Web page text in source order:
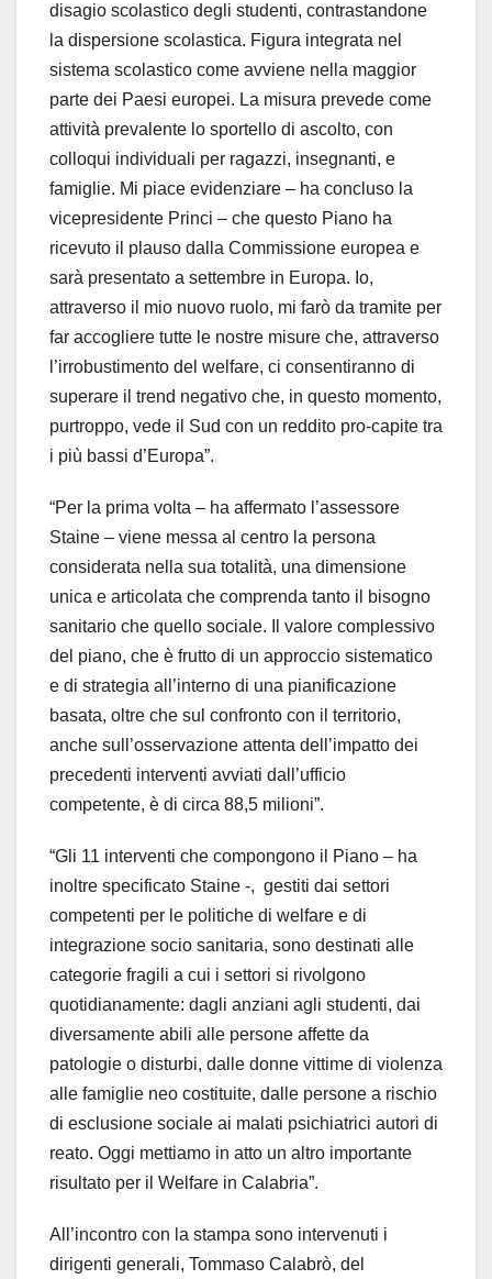
disagio scolastico degli studenti, contrastandone
la dispersione scolastica. Figura integrata nel
sistema scolastico come avviene nella maggior
parte dei Paesi europei. La misura prevede come
attività prevalente lo sportello di ascolto, con
colloqui individuali per ragazzi, insegnanti, e
famiglie. Mi piace evidenziare – ha concluso la
vicepresidente Princi – che questo Piano ha
ricevuto il plauso dalla Commissione europea e
sarà presentato a settembre in Europa. Io,
attraverso il mio nuovo ruolo, mi farò da tramite per
far accogliere tutte le nostre misure che, attraverso
l’irrobustimento del welfare, ci consentiranno di
superare il trend negativo che, in questo momento,
purtroppo, vede il Sud con un reddito pro-capite tra
i più bassi d’Europa”.
“Per la prima volta – ha affermato l’assessore
Staine – viene messa al centro la persona
considerata nella sua totalità, una dimensione
unica e articolata che comprenda tanto il bisogno
sanitario che quello sociale. Il valore complessivo
del piano, che è frutto di un approccio sistematico
e di strategia all’interno di una pianificazione
basata, oltre che sul confronto con il territorio,
anche sull’osservazione attenta dell’impatto dei
precedenti interventi avviati dall’ufficio
competente, è di circa 88,5 milioni”.
“Gli 11 interventi che compongono il Piano – ha
inoltre specificato Staine -, gestiti dai settori
competenti per le politiche di welfare e di
integrazione socio sanitaria, sono destinati alle
categorie fragili a cui i settori si rivolgono
quotidianamente: dagli anziani agli studenti, dai
diversamente abili alle persone affette da
patologie o disturbi, dalle donne vittime di violenza
alle famiglie neo costituite, dalle persone a rischio
di esclusione sociale ai malati psichiatrici autori di
reato. Oggi mettiamo in atto un altro importante
risultato per il Welfare in Calabria”.
All’incontro con la stampa sono intervenuti i
dirigenti generali, Tommaso Calabrò, del